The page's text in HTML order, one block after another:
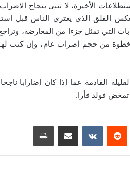
الأخيرة، لا تنبئ بنجاح
القلق الذي يعتري الناس قبل
التي تمثل جزءا من المعارضة،
من حجم إضراب عام، وإن كتب لها
القادمة عما إذا كان إضارابا
تمخض فولد فأرا.
مشاركة عبر البريد طباعة